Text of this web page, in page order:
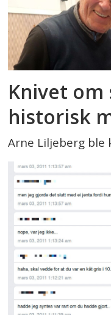
Knivet om
historisk
Arne Liljeberg ble